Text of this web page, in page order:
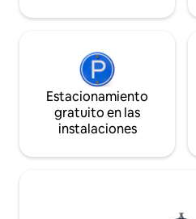
Estacionamiento
gratuito en las
instalaciones